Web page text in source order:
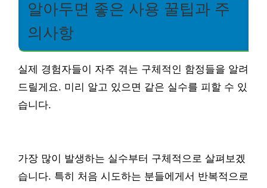
알아두면 좋은 사용 꿀팁과 주
의사항
실제 경험자들이 자주 겪는 구체적인 함정들을 알려
드릴게요. 미리 알고 있으면 같은 실수를 피할 수 있
습니다.
가장 많이 발생하는 실수부터 구체적으로 살펴보겠
습니다. 특히 처음 시도하는 분들에게서 반복적으로